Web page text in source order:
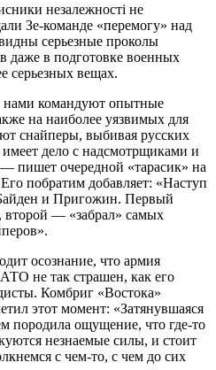
незалежностi не
Зе-команде «перемогу» над
серьезные проколы
даже в подготовке военных
серьезных вещах.
нами командуют опытные
на наиболее уязвимых для
снайперы, выбивая русских
дело с надсмотрщиками и
пишет очередной «тарасик» на
побратим добавляет: «Наступ
и Пригожин. Первый
второй — «забрал» самых
осознание, что армия
не так страшен, как его
Комбриг «Востока»
этот момент: «Затянувшаяся
породила ощущение, что где-то
незнаемые силы, и стоит
с чем-то, с чем до сих